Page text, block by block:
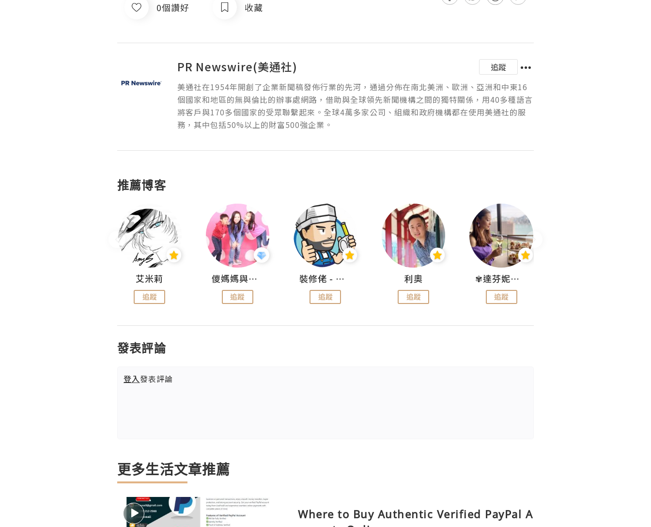
0個讚好 收藏
PR Newswire(美通社)
追蹤
美通社在1954年開創了企業新聞稿發佈行業的先河，通過分佈在南北美洲、歐洲、亞洲和中東16
個國家和地區的無與倫比的辦事處網路，借助與全球領先新聞機構之間的獨特關係，用40多種語言
將客戶與170多個國家的受眾聯繫起來。全球4萬多家公司、組織和政府機構都在使用美通社的服
務，其中包括50%以上的財富500強企業。
推薦博客
艾米莉
追蹤
儍媽媽與兩隻小魔怪之家
追蹤
裝修佬 - 香港一站式網上裝修平台
追蹤
利奧
追蹤
✾達芬妮•愛孩子•愛生活✾
追蹤
發表評論
登入發表評論
更多生活文章推薦
Where to Buy Authentic Verified PayPal A